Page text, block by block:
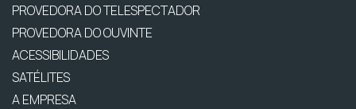
PROVEDORA DO TELESPECTADOR
PROVEDORA DO OUVINTE
ACESSIBILIDADES
SATÉLITES
A EMPRESA